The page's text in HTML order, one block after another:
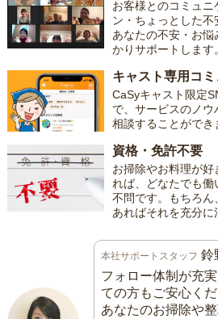
お客様とのコミュ
ン・ちょっとした
あなたの不安・お
かりサポートします。
キャスト専用コミ
CaSyキャスト限定
で、サービスのノ
相談することができ
資格・免許不要
お掃除やお料理が
れば、どなたでも働
不問です。もちろ
あればそれを充分に
本社サポートスタッフ 鈴
フォロー体制が充
ての方もご安心くだ
あなたのお掃除や